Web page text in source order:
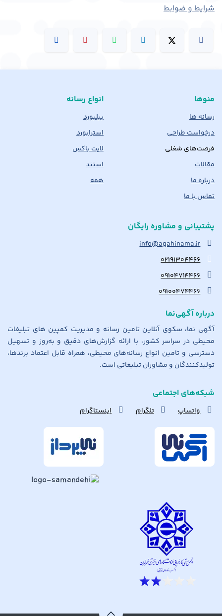
شرایط و ضوابط
منوها
رسانه ها
درخواست طراحی
فرصت‌های شغلی
مقالات
درباره ما
تماس با ما
انواع رسانه
بیلبورد
استرابورد
لایت باکس
استند
همه
پشتیبانی و مشاوره رایگان
info@agahinama.ir
۰۲۱۹۱۳۰۴۴۶۶
۰۹۱۰۴۷۱۴۴۶۶
۰۹۱۰۰۴۷۴۴۶۶
درباره آگهی‌نما
آگهی نما، سکوی آنلاین تامین رسانه و مدیریت کمپین های تبلیغات
محیطی در سراسر کشور، با ارائه گزارش‌های دقیق و به‌روز و تسهیل
دسترسی و تامین انواع رسانه‌های محیطی، همراه قابل اعتماد برندها،
تولیدکنندگان و مشاوران تبلیغاتی است.
شبکه‌های اجتماعی
واتساپ تلگرام اینستاگرام